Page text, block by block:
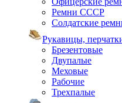
Ремни СССР
Солдатские
Рукавицы,
Брезентовые
Двупалые
Меховые
Рабочие
Трехпалые